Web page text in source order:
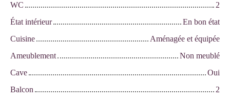
WC
2
État intérieur
En bon état
Cuisine
Aménagée et équipée
Ameublement
Non meublé
Cave
Oui
Balcon
2